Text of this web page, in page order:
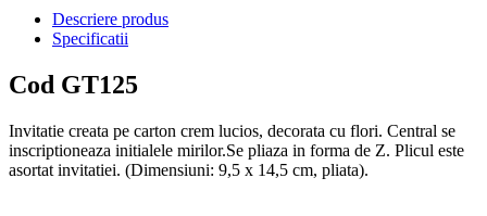
Descriere produs
Specificatii
Cod GT125
Invitatie creata pe carton crem lucios, decorata cu flori. Central se
inscriptioneaza initialele mirilor.Se pliaza in forma de Z. Plicul este
asortat invitatiei. (Dimensiuni: 9,5 x 14,5 cm, pliata).